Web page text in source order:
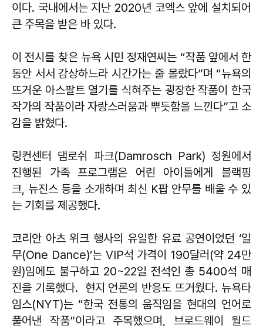
이다. 국내에서는 지난 2020년 코엑스 앞에 설치되어
큰 주목을 받은 바 있다.
이 전시를 찾은 뉴욕 시민 정재연씨는 “작품 앞에서 한
동안 서서 감상하느라 시간가는 줄 몰랐다”며 “뉴욕의
뜨거운 아스팔트 열기를 식혀주는 굉장한 작품이 한국
작가의 작품이라 자랑스러움과 뿌듯함을 느낀다”고 소
감을 밝혔다.
링컨센터 댐로쉬 파크(Damrosch Park) 정원에서
진행된 가족 프로그램은 어린 아이들에게 블랙핑
크, 뉴진스 등을 소개하며 최신 K팝 안무를 배울 수 있
는 기회를 제공했다.
코리안 아츠 위크 행사의 유일한 유료 공연이었던 ‘일
무(One Dance)’는 VIP석 가격이 190달러(약 24만
원)임에도 불구하고 20~22일 전석인 총 5400석 매
진을 기록했다. 현지 언론의 반응도 뜨거웠다. 뉴욕타
임스(NYT)는 “한국 전통의 움직임을 현대의 언어로
풀어낸 작품”이라고 주목했으며, 브로드웨이 월드